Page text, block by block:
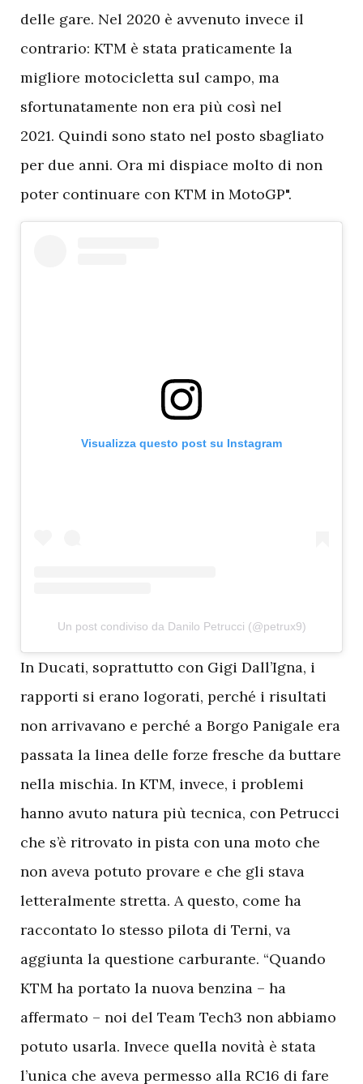
delle gare. Nel 2020 è avvenuto invece il
contrario: KTM è stata praticamente la
migliore motocicletta sul campo, ma
sfortunatamente non era più così nel
2021. Quindi sono stato nel posto sbagliato
per due anni. Ora mi dispiace molto di non
poter continuare con KTM in MotoGP".
Visualizza questo post su Instagram
Un post condiviso da Danilo Petrucci (@petrux9)
In Ducati, soprattutto con Gigi Dall’Igna, i
rapporti si erano logorati, perché i risultati
non arrivavano e perché a Borgo Panigale era
passata la linea delle forze fresche da buttare
nella mischia. In KTM, invece, i problemi
hanno avuto natura più tecnica, con Petrucci
che s’è ritrovato in pista con una moto che
non aveva potuto provare e che gli stava
letteralmente stretta. A questo, come ha
raccontato lo stesso pilota di Terni, va
aggiunta la questione carburante. “Quando
KTM ha portato la nuova benzina – ha
affermato – noi del Team Tech3 non abbiamo
potuto usarla. Invece quella novità è stata
l’unica che aveva permesso alla RC16 di fare